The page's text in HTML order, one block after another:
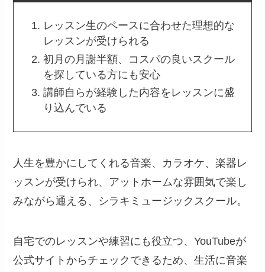
レッスン生のペースに合わせた理想的な
レッスンが受けられる
初月の月謝半額、コスパの良いスクール
を探している方にも安心
講師自らが経験した内容をレッスンに盛
り込んでいる
人生を豊かにしてくれる音楽、カラオケ、楽器レ
ッスンが受けられ、アットホームな雰囲気で楽し
みながら通える、シラキミュージックスクール。
自宅でのレッスンや練習にも役立つ、YouTubeが
公式サイトからチェックできるため、生活に音楽